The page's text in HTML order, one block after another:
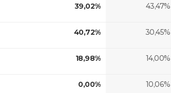
39,02% 43,47%
40,72% 30,45%
18,98% 14,00%
0,00% 10,06%